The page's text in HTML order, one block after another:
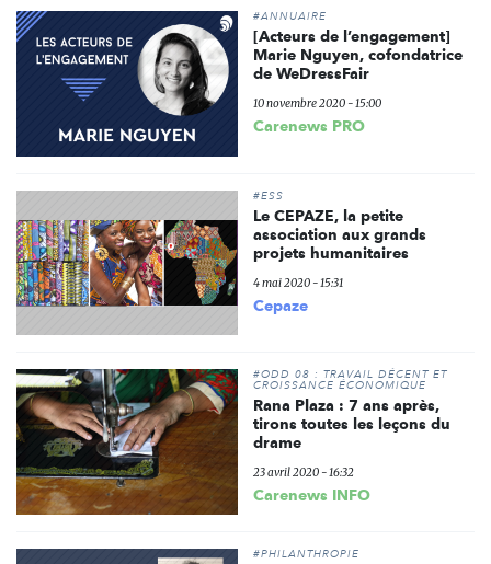
#ANNUAIRE
[Acteurs de l’engagement]
Marie Nguyen, cofondatrice
de WeDressFair
10 novembre 2020 - 15:00
Carenews PRO
#ESS
Le CEPAZE, la petite
association aux grands
projets humanitaires
4 mai 2020 - 15:31
Cepaze
#ODD 08 : TRAVAIL DÉCENT ET
CROISSANCE ÉCONOMIQUE
Rana Plaza : 7 ans après,
tirons toutes les leçons du
drame
23 avril 2020 - 16:32
Carenews INFO
#PHILANTHROPIE